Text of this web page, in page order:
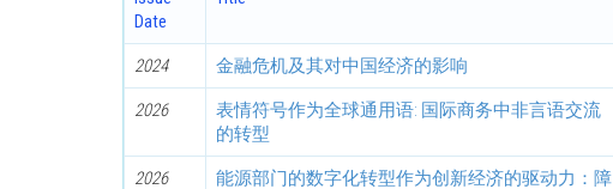
Date
2024 金融危机及其对中国经济的影响
2026
表情符号作为全球通用语: 国际商务中非言语交流
的转型
2026
能源部门的数字化转型作为创新经济的驱动力：障